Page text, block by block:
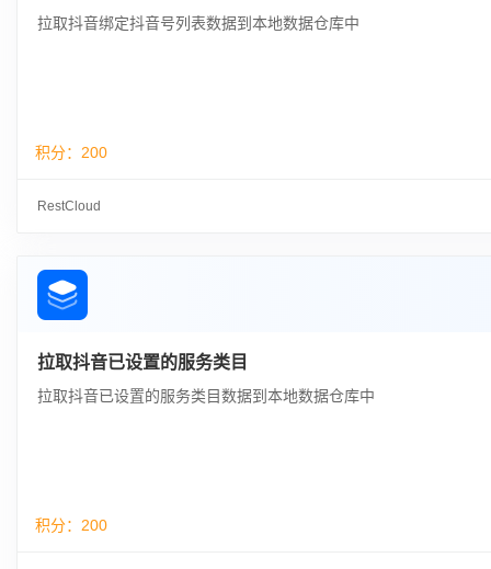
拉取抖音绑定抖音号列表数据到本地数据仓库中
积分： 200
RestCloud
拉取抖音已设置的服务类目
拉取抖音已设置的服务类目数据到本地数据仓库中
积分： 200